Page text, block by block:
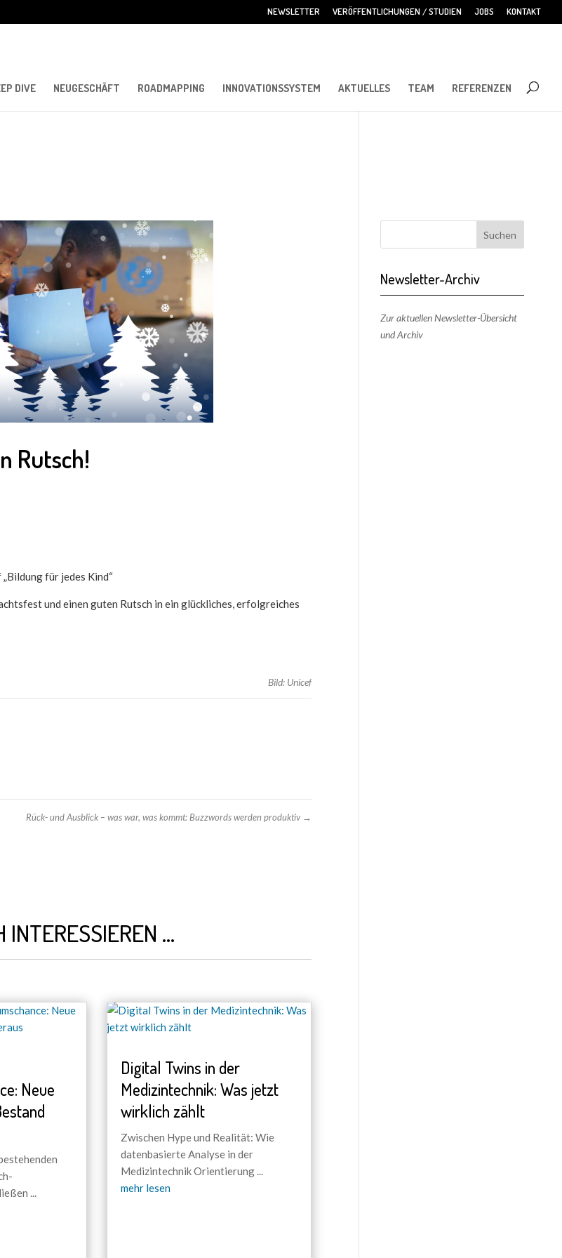
NEWSLETTER VERÖFFENTLICHUNGEN / STUDIEN JOBS KONTAKT
DIVE NEUGESCHÄFT ROADMAPPING INNOVATIONSSYSTEM AKTUELLES TEAM REFERENZEN
Rutsch!
für jedes Kind“
und einen guten Rutsch in ein glückliches, erfolgreiches
Bild: Unicef
Rück- und Ausblick – was war, was kommt: Buzzwords werden produktiv→
INTERESSIEREN …
Neue
...
Digital Twins in der
Medizintechnik: Was jetzt
wirklich zählt
Zwischen Hype und Realität: Wie
datenbasierte Analyse in der
Medizintechnik Orientierung...
mehr lesen
Newsletter-Archiv
Zur aktuellen Newsletter-Übersicht
und Archiv